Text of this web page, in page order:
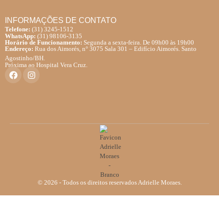
INFORMAÇÕES DE CONTATO
Telefone: (31) 3245-1512
WhatsApp: (31) 98106-3135
Horário de Funcionamento: Segunda a sexta-feira. De 09h00 às 19h00
Endereço: Rua dos Aimorés, n° 3075 Sala 301 – Edifício Aimorés. Santo
Agostinho/BH.
Próxima ao Hospital Vera Cruz.
© 2026 - Todos os direitos reservados Adrielle Moraes.